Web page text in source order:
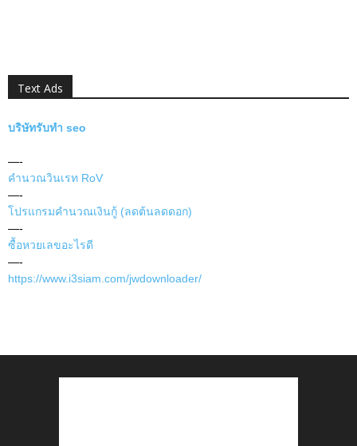
Text Ads
บริษัทรับทำ seo
—-
คำนวณวินเรท RoV
—-
โปรแกรมคำนวณเงินกู้ (ลดต้นลดดอก)
—-
ซื้อหวยเลขอะไรดี
—-
https://www.i3siam.com/jwdownloader/